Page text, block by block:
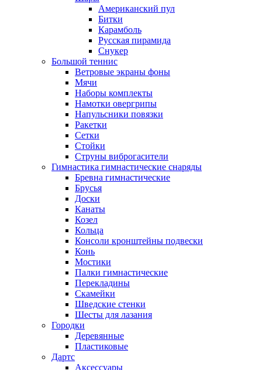
Американский пул
Битки
Карамболь
Русская пирамида
Снукер
Большой теннис
Ветровые экраны фоны
Мячи
Наборы комплекты
Намотки овергрипы
Напульсники повязки
Ракетки
Сетки
Стойки
Струны виброгасители
Гимнастика гимнастические снаряды
Бревна гимнастические
Брусья
Доски
Канаты
Козел
Кольца
Консоли кронштейны подвески
Конь
Мостики
Палки гимнастические
Перекладины
Скамейки
Шведские стенки
Шесты для лазания
Городки
Деревянные
Пластиковые
Дартс
Аксессуары